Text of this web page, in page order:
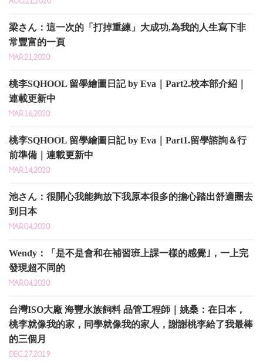
梁さん：這一次的「打掉重練」大成功,為我的人生寫下非
常豐富的一頁
MAR.21,2020
桃李SQHOOL 留學繪圖日記 by Eva｜Part2.校本部介紹｜
連載更新中
MAR.16,2020
桃李SQHOOL 留學繪圖日記 by Eva｜Part1.留學諮詢＆行
前準備｜連載更新中
MAR.14,2020
池さん：很開心我能夠放下我原本很多的擔心踏出舒適圈去
到日本
MAR.04,2020
Wendy：「是不是會和在補習班上課一樣的感覺｣，一上完
發現超不同的
MAR.04,2020
台灣ISO大廠 海豐水族飼料 品管工程師｜姚桑：在日本，
桃李就像我的家，同學就像我的家人，謝謝桃李給了我最棒
的三個月
DEC.27,2019